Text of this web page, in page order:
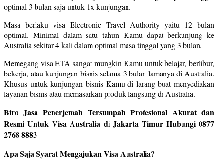
optimal 3 bulan saja untuk 1x kunjungan.
Masa berlaku visa Electronic Travel Authority yaitu 12 bulan
optimal. Minimal dalam satu tahun Kamu dapat berkunjung ke
Australia sekitar 4 kali dalam optimal masa tinggal yang 3 bulan.
Memegang visa ETA sangat mungkin Kamu untuk belajar, berlibur,
bekerja, atau kunjungan bisnis selama 3 bulan lamanya di Australia.
Khusus untuk kunjungan bisnis Kamu di larang buat menyediakan
layanan bisnis atau memasarkan produk langsung di Australia.
Biro Jasa Penerjemah Tersumpah Profesional Akurat dan
Resmi Untuk Visa Australia di Jakarta Timur Hubungi 0877
2768 8883
Apa Saja Syarat Mengajukan Visa Australia?